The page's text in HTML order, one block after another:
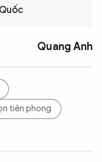
Quang Anh
tiên phong